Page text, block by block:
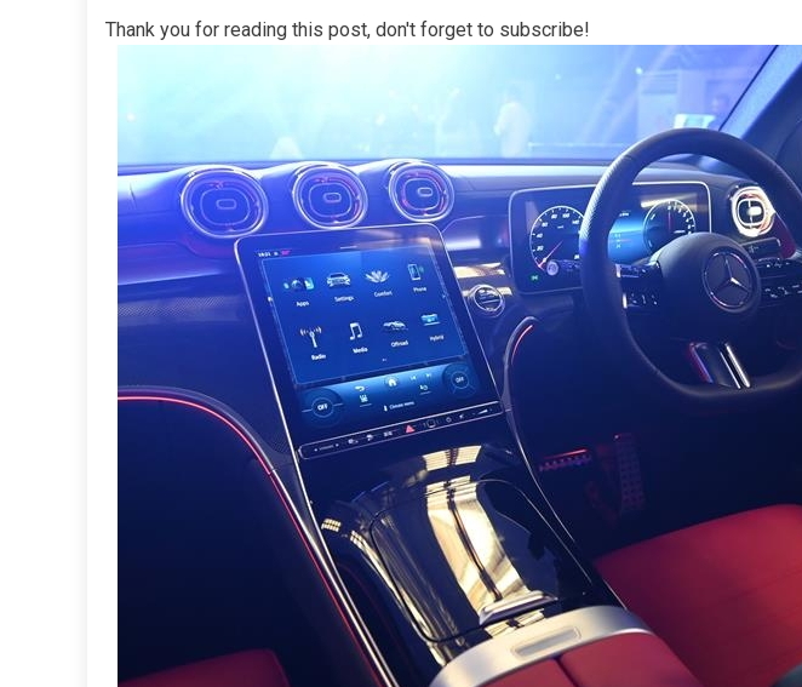
Thank you for reading this post, don't forget to subscribe!